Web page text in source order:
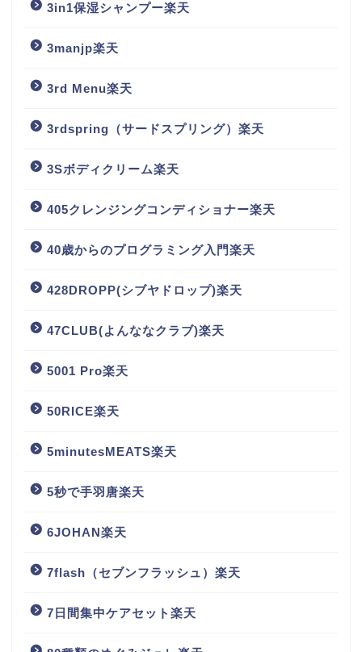
3in1保湿シャンプー楽天
3manjp楽天
3rd Menu楽天
3rdspring（サードスプリング）楽天
3Sボディクリーム楽天
405クレンジングコンディショナー楽天
40歳からのプログラミング入門楽天
428DROPP(シブヤドロップ)楽天
47CLUB(よんななクラブ)楽天
5001 Pro楽天
50RICE楽天
5minutesMEATS楽天
5秒で手羽唐楽天
6JOHAN楽天
7flash（セブンフラッシュ）楽天
7日間集中ケアセット楽天